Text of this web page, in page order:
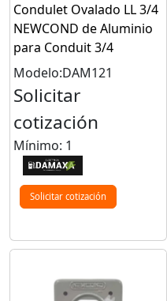
Condulet Ovalado LL 3/4
NEWCOND de Aluminio
para Conduit 3/4
Modelo:DAM121
Solicitar
cotización
Mínimo: 1
Solicitar cotización